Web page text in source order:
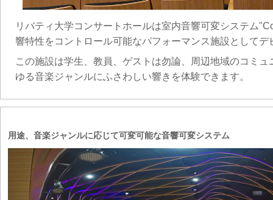
リバティ大学コンサートホールは室内音響可変システム
響特性をコントロール可能なパフォーマンス施設として
この施設は学生、教員、ゲストは勿論、周辺地域のコミ
ゆる音楽ジャンルにふさわしい響きを体験できます。
用途、音楽ジャンルに応じて可変可能な音響可変システム